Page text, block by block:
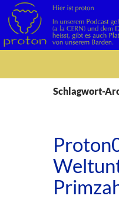
Schlagwort-